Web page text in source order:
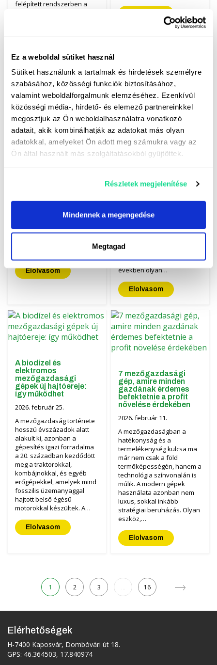
Ez a weboldal sütiket használ
Sütiket használunk a tartalmak és hirdetések személyre
szabásához, közösségi funkciók biztosításához,
valamint weboldalforgalmunk elemzéséhez. Ezenkívül
közösségi média-, hirdető- és elemező partnereinkkel
megosztjuk az Ön weboldalhasználatra vonatkozó
adatait, akik kombinálhatják az adatokat más olyan
adatokkal, amelyeket Ön adott meg számukra vagy az
Ön által használt más szolgáltatásokból gyűjtöttek.
Részletek megjelenítése
Mindennek a megengedése
Megtagad
felépített rendszerben a
Mennyit ér a drón a
földeken? Légi
felvételek és precíziós
döntéshozatal
2026. március 31.
A mezőgazdaság az elmúlt
felváltotta az adatvezérelt
szerepet játszanak a
túlzottan modern, már-már
Elolvasom
A zöldtakarmány
betakarításának
modern eszközei:
Massey Ferguson
gépek
2026. március 16.
betakarítása az
foglalkozó gazdaságok
minőségű takarmány
attól, hogy milyen géppel
történik a kaszálás és a
Ferguson az utóbbi
években olyan…
Elolvasom
A biodízel és
elektromos
mezőgazdasági
gépek új hajtóereje:
így működhet
2026. február 25.
A mezőgazdaság története
hosszú évszázadok alatt
alakult ki, azonban a
gépesítés igazi forradalma
a 20. században kezdődött
meg a traktorokkal,
kombájnokkal, és egyéb
erőgépekkel, amelyek mind
fosszilis üzemanyaggal
hajtott belső égésű
motorokkal készültek. A…
Elolvasom
7 mezőgazdasági
gép, amire minden
gazdának érdemes
befektetnie a profit
növelése érdekében
2026. február 11.
A mezőgazdaságban a
hatékonyság és a
termelékenység kulcsa ma
már nem csak a föld
termőképességén, hanem a
technológia színvonalán is
múlik. A modern gépek
használata azonban nem
luxus, sokkal inkább
stratégiai beruházás. Olyan
eszköz,…
Elolvasom
1 2 3 … 16
Elérhetőségek
H-7400 Kaposvár, Dombóvári út 18.
GPS: 46.364503, 17.840974